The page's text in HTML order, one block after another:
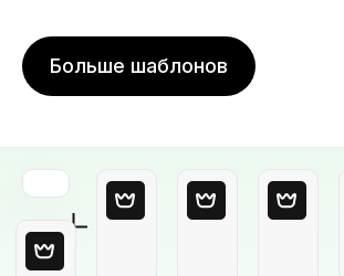
Больше шаблонов